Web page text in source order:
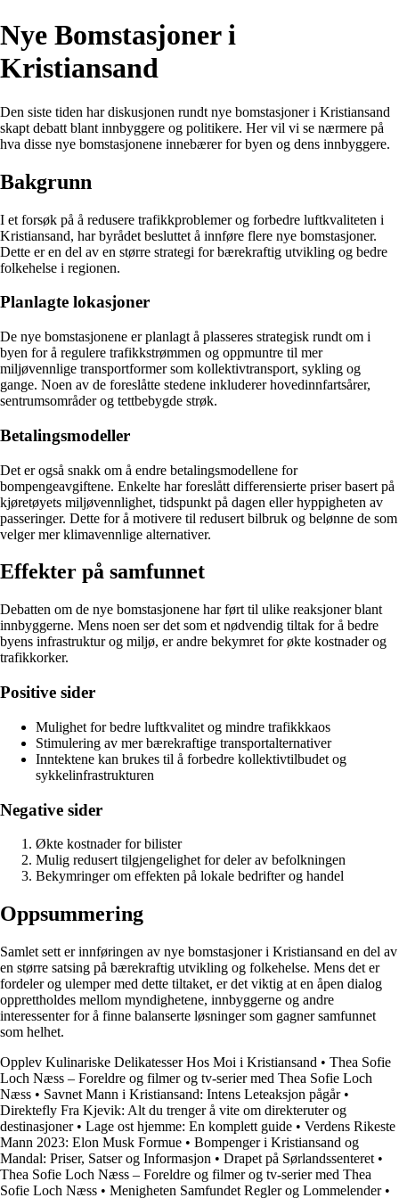
Nye Bomstasjoner i
Kristiansand
Den siste tiden har diskusjonen rundt nye bomstasjoner i Kristiansand
skapt debatt blant innbyggere og politikere. Her vil vi se nærmere på
hva disse nye bomstasjonene innebærer for byen og dens innbyggere.
Bakgrunn
I et forsøk på å redusere trafikkproblemer og forbedre luftkvaliteten i
Kristiansand, har byrådet besluttet å innføre flere nye bomstasjoner.
Dette er en del av en større strategi for bærekraftig utvikling og bedre
folkehelse i regionen.
Planlagte lokasjoner
De nye bomstasjonene er planlagt å plasseres strategisk rundt om i
byen for å regulere trafikkstrømmen og oppmuntre til mer
miljøvennlige transportformer som kollektivtransport, sykling og
gange. Noen av de foreslåtte stedene inkluderer hovedinnfartsårer,
sentrumsområder og tettbebygde strøk.
Betalingsmodeller
Det er også snakk om å endre betalingsmodellene for
bompengeavgiftene. Enkelte har foreslått differensierte priser basert på
kjøretøyets miljøvennlighet, tidspunkt på dagen eller hyppigheten av
passeringer. Dette for å motivere til redusert bilbruk og belønne de som
velger mer klimavennlige alternativer.
Effekter på samfunnet
Debatten om de nye bomstasjonene har ført til ulike reaksjoner blant
innbyggerne. Mens noen ser det som et nødvendig tiltak for å bedre
byens infrastruktur og miljø, er andre bekymret for økte kostnader og
trafikkorker.
Positive sider
Mulighet for bedre luftkvalitet og mindre trafikkkaos
Stimulering av mer bærekraftige transportalternativer
Inntektene kan brukes til å forbedre kollektivtilbudet og
sykkelinfrastrukturen
Negative sider
Økte kostnader for bilister
Mulig redusert tilgjengelighet for deler av befolkningen
Bekymringer om effekten på lokale bedrifter og handel
Oppsummering
Samlet sett er innføringen av nye bomstasjoner i Kristiansand en del av
en større satsing på bærekraftig utvikling og folkehelse. Mens det er
fordeler og ulemper med dette tiltaket, er det viktig at en åpen dialog
opprettholdes mellom myndighetene, innbyggerne og andre
interessenter for å finne balanserte løsninger som gagner samfunnet
som helhet.
Opplev Kulinariske Delikatesser Hos Moi i Kristiansand • Thea Sofie
Loch Næss – Foreldre og filmer og tv-serier med Thea Sofie Loch
Næss • Savnet Mann i Kristiansand: Intens Leteaksjon pågår•
Direktefly Fra Kjevik: Alt du trenger å vite om direkteruter og
destinasjoner• Lage ost hjemme: En komplett guide • Verdens Rikeste
Mann 2023: Elon Musk Formue • Bompenger i Kristiansand og
Mandal: Priser, Satser og Informasjon • Drapet på Sørlandssenteret •
Thea Sofie Loch Næss – Foreldre og filmer og tv-serier med Thea
Sofie Loch Næss • Menigheten Samfundet Regler og Lommelender•